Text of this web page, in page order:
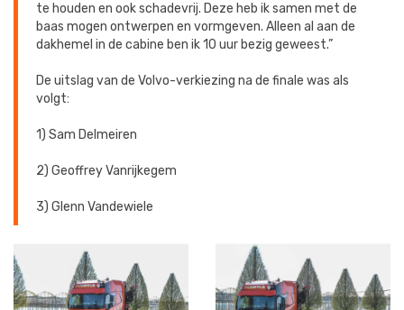
te houden en ook schadevrij. Deze heb ik samen met de
baas mogen ontwerpen en vormgeven. Alleen al aan de
dakhemel in de cabine ben ik 10 uur bezig geweest.”
De uitslag van de Volvo-verkiezing na de finale was als
volgt:
1) Sam Delmeiren
2) Geoffrey Vanrijkegem
3) Glenn Vandewiele